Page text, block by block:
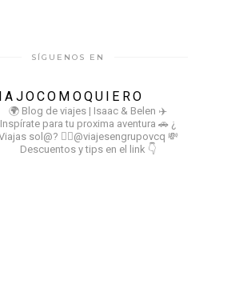
SÍGUENOS EN
🌍 Blog de viajes | Isaac & Belen ✈️
Inspírate para tu proxima aventura 🚗 ¿
sol@? 👉🏻@viajesengrupovcq 💸
Descuentos y tips en el link 👇